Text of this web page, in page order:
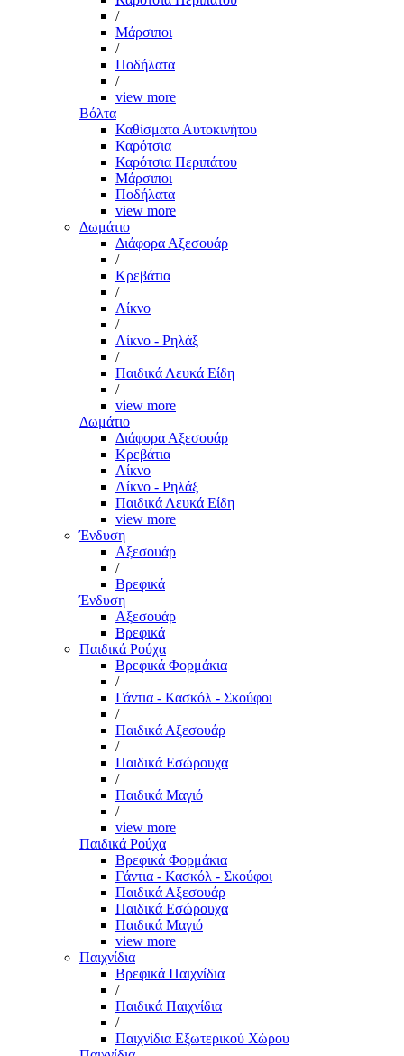
/
Μάρσιποι
/
Ποδήλατα
/
view more
Βόλτα
Καθίσματα Αυτοκινήτου
Καρότσια
Καρότσια Περιπάτου
Μάρσιποι
Ποδήλατα
view more
Δωμάτιο
Διάφορα Αξεσουάρ
/
Κρεβάτια
/
Λίκνο
/
Λίκνο - Ρηλάξ
/
Παιδικά Λευκά Είδη
/
view more
Δωμάτιο
Διάφορα Αξεσουάρ
Κρεβάτια
Λίκνο
Λίκνο - Ρηλάξ
Παιδικά Λευκά Είδη
view more
Ένδυση
Αξεσουάρ
/
Βρεφικά
Ένδυση
Αξεσουάρ
Βρεφικά
Παιδικά Ρούχα
Βρεφικά Φορμάκια
/
Γάντια - Κασκόλ - Σκούφοι
/
Παιδικά Αξεσουάρ
/
Παιδικά Εσώρουχα
/
Παιδικά Μαγιό
/
view more
Παιδικά Ρούχα
Βρεφικά Φορμάκια
Γάντια - Κασκόλ - Σκούφοι
Παιδικά Αξεσουάρ
Παιδικά Εσώρουχα
Παιδικά Μαγιό
view more
Παιχνίδια
Βρεφικά Παιχνίδια
/
Παιδικά Παιχνίδια
/
Παιχνίδια Εξωτερικού Χώρου